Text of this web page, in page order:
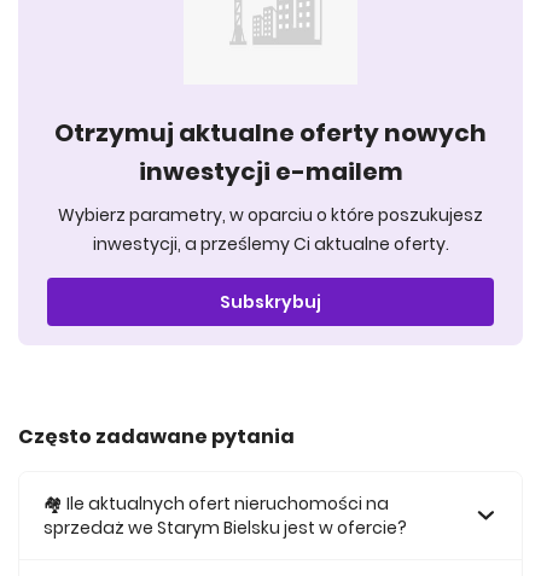
Otrzymuj aktualne oferty nowych
inwestycji e-mailem
Wybierz parametry, w oparciu o które poszukujesz
inwestycji, a prześlemy Ci aktualne oferty.
Subskrybuj
Często zadawane pytania
🏘️ Ile aktualnych ofert nieruchomości na
sprzedaż we Starym Bielsku jest w ofercie?